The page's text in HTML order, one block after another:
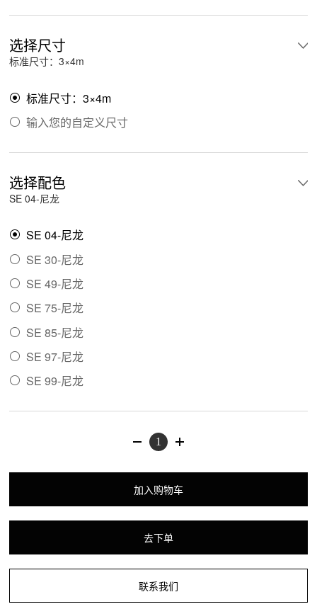
选择尺寸
标准尺寸：3×4m
 标准尺寸：3×4m
 输入您的自定义尺寸
选择配色
SE 04-尼龙
 SE 04-尼龙
 SE 30-尼龙
 SE 49-尼龙
 SE 75-尼龙
 SE 85-尼龙
 SE 97-尼龙
 SE 99-尼龙
加入购物车
去下单
联系我们